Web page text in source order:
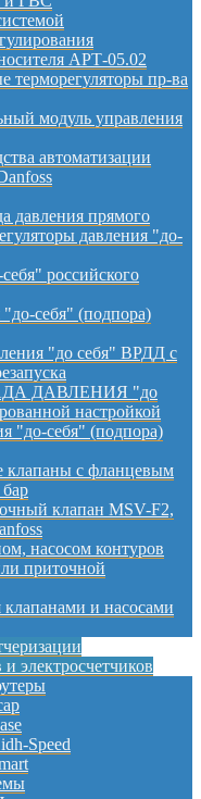
АРТ-05.02
терморегуляторы пр-ва
модуль управления
автоматизации
давления прямого
давления "до-
российского
"до-себя" (подпора)
"до себя" ВРДД с
ДАВЛЕНИЯ "до
настройкой
"до-себя" (подпора)
клапаны с фланцевым
клапан MSV-F2,
насосом контуров
приточной
и насосами
электросчетчиков
Speed